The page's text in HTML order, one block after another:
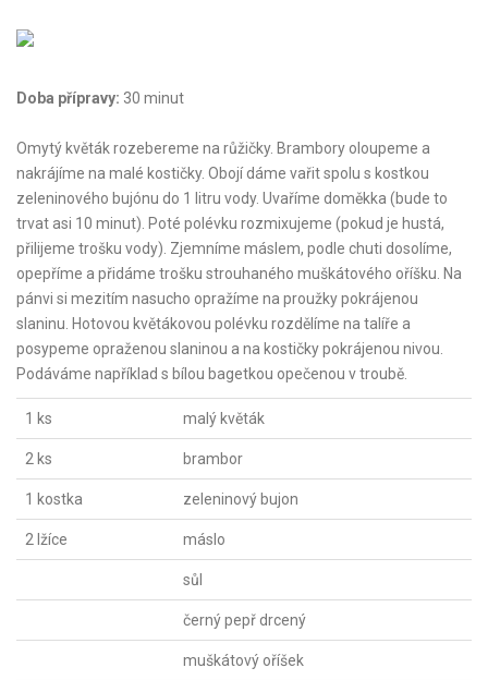
Doba přípravy: 30 minut
Omytý květák rozebereme na růžičky. Brambory oloupeme a
nakrájíme na malé kostičky. Obojí dáme vařit spolu s kostkou
zeleninového bujónu do 1 litru vody. Uvaříme doměkka (bude to
trvat asi 10 minut). Poté polévku rozmixujeme (pokud je hustá,
přilijeme trošku vody). Zjemníme máslem, podle chuti dosolíme,
opepříme a přidáme trošku strouhaného muškátového oříšku. Na
pánvi si mezitím nasucho opražíme na proužky pokrájenou
slaninu. Hotovou květákovou polévku rozdělíme na talíře a
posypeme opraženou slaninou a na kostičky pokrájenou nivou.
Podáváme například s bílou bagetkou opečenou v troubě.
1 ks malý květák
2 ks brambor
1 kostka zeleninový bujon
2 lžíce máslo
sůl
černý pepř drcený
muškátový oříšek